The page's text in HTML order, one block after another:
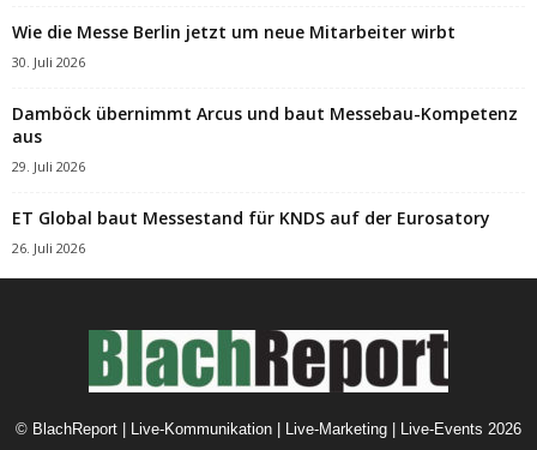
Wie die Messe Berlin jetzt um neue Mitarbeiter wirbt
30. Juli 2026
Damböck übernimmt Arcus und baut Messebau-Kompetenz
aus
29. Juli 2026
ET Global baut Messestand für KNDS auf der Eurosatory
26. Juli 2026
© BlachReport | Live-Kommunikation | Live-Marketing | Live-Events 2026